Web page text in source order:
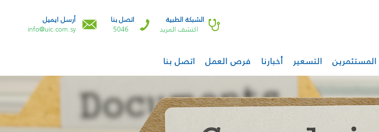
أرسل ايميل
info@uic.com.sy
اتصل بنا
5046
الشبكة الطبية
اكتشف المزيد
التسعير أخبارنا فرص العمل اتصل بنا